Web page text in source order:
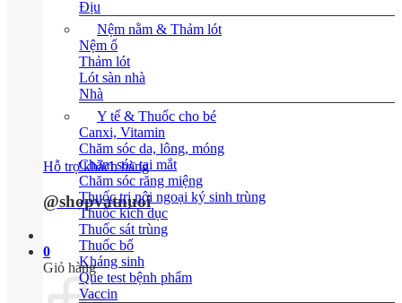
Hỗ trợ khách hàng
@shopvatnuoi
0
Giỏ hàng
Địu
Nệm nằm & Thảm lót
Nệm ổ
Thảm lót
Lót sàn nhà
Nhà
Y tế & Thuốc cho bé
Canxi, Vitamin
Chăm sóc da, lông, móng
Chăm sóc tai mắt
Chăm sóc răng miệng
Thuốc trị nội ngoại ký sinh trùng
Thuốc kích dục
Thuốc sát trùng
Thuốc bổ
Kháng sinh
Que test bệnh phẩm
Vaccin